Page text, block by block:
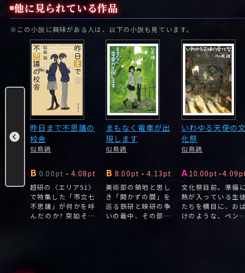
他に見られている作品
※この小説に興味がある人は、以下の小説も見ています。
突入
昨日まで不思議の
校舎
似鳥鶏
B 0.00pt - 4.08pt
超研の〈エリア51〉
で特集した「市立七
不思議」が何かを呼
んだのか? 突如その
まもなく電車が出
現します
似鳥鶏
B 8.00pt - 4.13pt
美術部の領地と思し
き「開かずの間」を
巡る鉄研と映研の争
いの最中、その部屋
いわゆる天使の文
化祭
似鳥鶏
A 10.00pt -
文化祭目前。準備に
熱が入っている生
たちを横目に、おば
けのような、ペンギ